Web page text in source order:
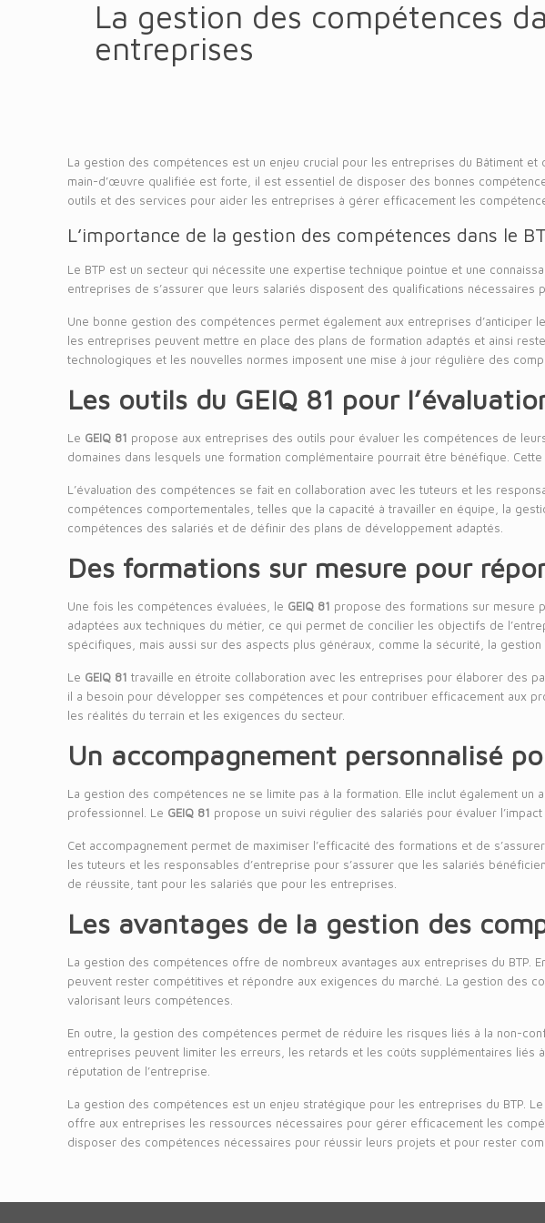
La gestion des compétences
entreprises
La gestion des compétences est un enjeu crucial pour les entreprises du Bâtiment
main-d’œuvre qualifiée est forte, il est essentiel de disposer des bonnes
outils et des services pour aider les entreprises à gérer efficacement les
L’importance de la gestion des compétences dans le
Le BTP est un secteur qui nécessite une expertise technique pointue et une
entreprises de s’assurer que leurs salariés disposent des qualifications
Une bonne gestion des compétences permet également aux entreprises
les entreprises peuvent mettre en place des plans de formation adaptés et ainsi
technologiques et les nouvelles normes imposent une mise à jour régulière des
Les outils du GEIQ 81 pour
Le GEIQ 81 propose aux entreprises des outils pour évaluer les compétences de
domaines dans lesquels une formation complémentaire pourrait être bénéfique.
L’évaluation des compétences se fait en collaboration avec les tuteurs et les
compétences comportementales, telles que la capacité à travailler en équipe, la
compétences des salariés et de définir des plans de développement adaptés.
Des formations sur mesure pour
Une fois les compétences évaluées, le GEIQ 81 propose des formations sur mesure
adaptées aux techniques du métier, ce qui permet de concilier les objectifs de
spécifiques, mais aussi sur des aspects plus généraux, comme la sécurité, la gestion
Le GEIQ 81 travaille en étroite collaboration avec les entreprises pour élaborer des
il a besoin pour développer ses compétences et pour contribuer efficacement aux
les réalités du terrain et les exigences du secteur.
Un accompagnement personnalisé
La gestion des compétences ne se limite pas à la formation. Elle inclut également
professionnel. Le GEIQ 81 propose un suivi régulier des salariés pour évaluer
Cet accompagnement permet de maximiser l’efficacité des formations et de
les tuteurs et les responsables d’entreprise pour s’assurer que les salariés
de réussite, tant pour les salariés que pour les entreprises.
Les avantages de la gestion des
La gestion des compétences offre de nombreux avantages aux entreprises du BTP.
peuvent rester compétitives et répondre aux exigences du marché. La gestion des
valorisant leurs compétences.
En outre, la gestion des compétences permet de réduire les risques liés à la non-
entreprises peuvent limiter les erreurs, les retards et les coûts supplémentaires
réputation de l’entreprise.
La gestion des compétences est un enjeu stratégique pour les entreprises du BTP. Le
offre aux entreprises les ressources nécessaires pour gérer efficacement les
disposer des compétences nécessaires pour réussir leurs projets et pour rester